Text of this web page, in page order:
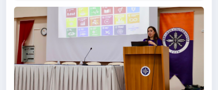
Sezonu Tekerlekli Kayak Türkiye Şampiyonası, 30-31
Temmuz 2026 tarihlerinde Ardahan Üniversitesi Yenisey
Yerleşkesi ev sahipliğinde tamamlandı.